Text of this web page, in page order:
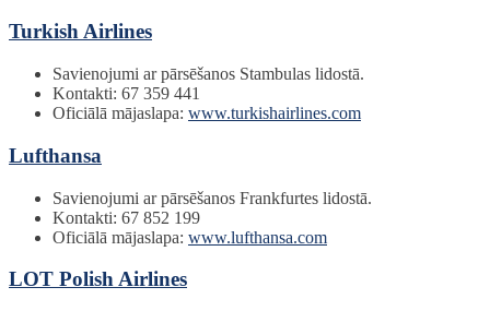
Turkish Airlines
Savienojumi ar pārsēšanos Stambulas lidostā.
Kontakti: 67 359 441
Oficiālā mājaslapa: www.turkishairlines.com
Lufthansa
Savienojumi ar pārsēšanos Frankfurtes lidostā.
Kontakti: 67 852 199
Oficiālā mājaslapa: www.lufthansa.com
LOT Polish Airlines